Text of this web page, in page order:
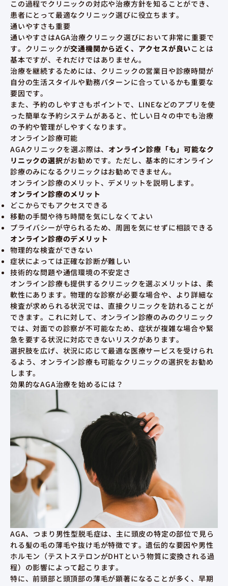
この過程でクリニックの対応や治療方針を知ることができ、
患者にとって最適なクリニック選びに役立ちます。
通いやすさも重要
通いやすさはAGA治療クリニック選びにおいて非常に重要で
す。クリニックが交通機関から近く、アクセスが良いことは
基本ですが、それだけではありません。
治療を継続するためには、クリニックの営業日や診療時間が
自分の生活スタイルや勤務パターンに合っているかも重要な
要因です。
また、予約のしやすさもポイントで、LINEなどのアプリを使
った簡単な予約システムがあると、忙しい日々の中でも治療
の予約や管理がしやすくなります。
オンライン診療可能
AGAクリニックを選ぶ際は、 オンライン診療「も」可能なク
リニックの選択がお勧めです。ただし、基本的にオンライン
診療のみになるクリニックはお勧めできません。
オンライン診療のメリット、デメリットを説明します。
オンライン診療のメリット
どこからでもアクセスできる
移動の手間や待ち時間を気にしなくてよい
プライバシーが守られるため、周囲を気にせずに相談できる
オンライン診療のデメリット
物理的な検査ができない
症状によっては正確な診断が難しい
技術的な問題や通信環境の不安定さ
オンライン診療も提供するクリニックを選ぶメリットは、柔
軟性にあります。物理的な診察が必要な場合や、より詳細な
検査が求められる状況では、直接クリニックを訪れることが
できます。これに対して、オンライン診療のみのクリニック
では、対面での診察が不可能なため、症状が複雑な場合や緊
急を要する状況に対応できないリスクがあります。
選択肢を広げ、状況に応じて最適な医療サービスを受けられ
るよう、オンライン診療も可能なクリニックの選択をお勧め
します。
効果的なAGA治療を始めるには？
AGA、つまり男性型脱毛症は、主に頭皮の特定の部位で見ら
れる髪の毛の薄毛や抜け毛が特徴です。遺伝的な要因や男性
ホルモン（テストステロンがDHTという物質に変換される過
程）の影響によって起こります。
特に、前頭部と頭頂部の薄毛が顕著になることが多く、早期